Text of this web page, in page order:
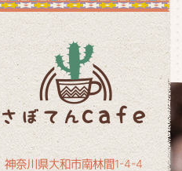
神奈川県大和市南林間1-4-4